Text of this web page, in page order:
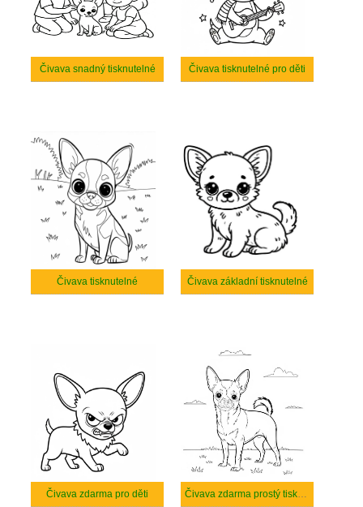
Čivava snadný tisknutelné Čivava tisknutelné pro děti
Čivava tisknutelné Čivava základní tisknutelné
Čivava zdarma pro děti Čivava zdarma prostý tisknutelné